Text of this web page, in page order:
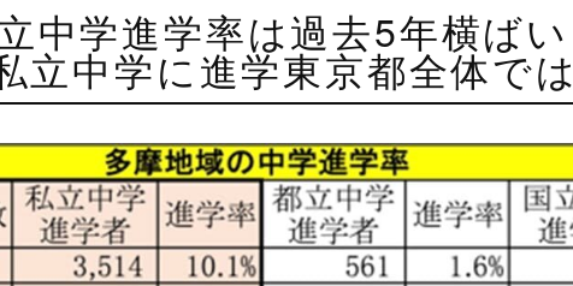
中学進学率は過去5年横ばい
立中学に進学東京都全体で